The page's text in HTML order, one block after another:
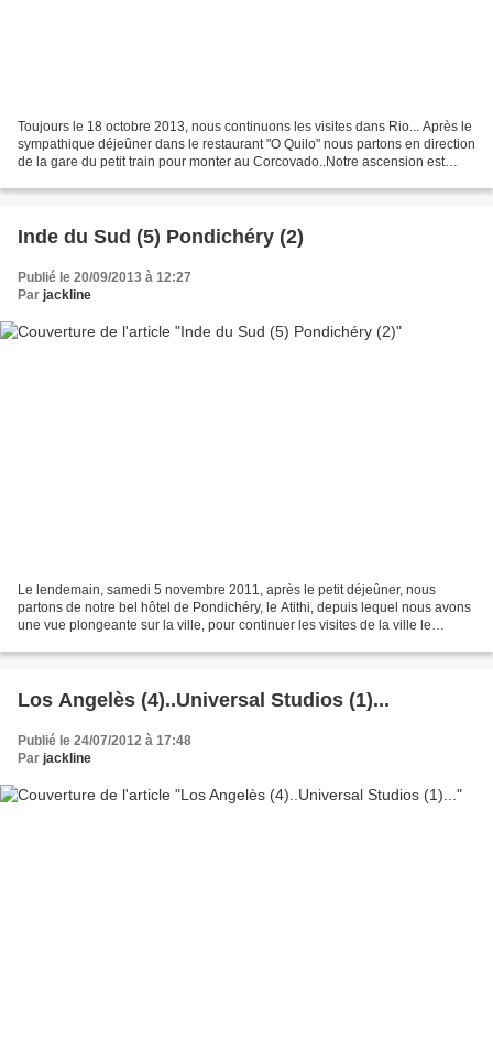
Toujours le 18 octobre 2013, nous continuons les visites dans Rio... Après le
sympathique déjeûner dans le restaurant "O Quilo" nous partons en direction
de la gare du petit train pour monter au Corcovado..Notre ascension est
Inde du Sud (5) Pondichéry (2)
Publié le 20/09/2013 à 12:27
Par jackline
Le lendemain, samedi 5 novembre 2011, après le petit déjeûner, nous
partons de notre bel hôtel de Pondichéry, le Atithi, depuis lequel nous avons
une vue plongeante sur la ville, pour continuer les visites de la ville le
Los Angelès (4)..Universal Studios (1)...
Publié le 24/07/2012 à 17:48
Par jackline